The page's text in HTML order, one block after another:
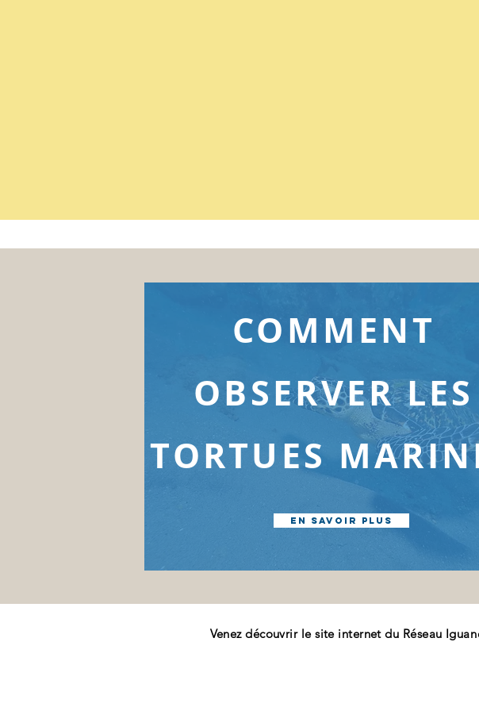
EN SAVOIR PLUS
COMMENT
OBSERVER LES
TORTUES
Venez découvrir le site internet du Réseau I